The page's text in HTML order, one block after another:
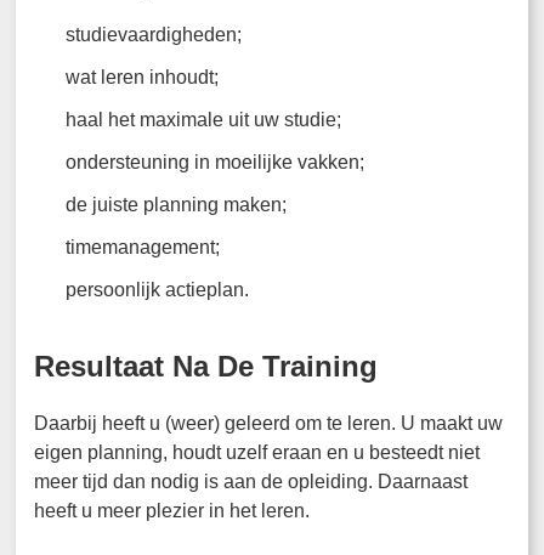
studievaardigheden;
wat leren inhoudt;
haal het maximale uit uw studie;
ondersteuning in moeilijke vakken;
de juiste planning maken;
timemanagement;
persoonlijk actieplan.
Resultaat Na De Training
Daarbij heeft u (weer) geleerd om te leren. U maakt uw
eigen planning, houdt uzelf eraan en u besteedt niet
meer tijd dan nodig is aan de opleiding. Daarnaast
heeft u meer plezier in het leren.